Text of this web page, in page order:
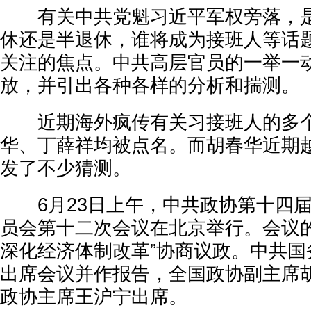
有关中共党魁习近平军权旁落，
休还是半退休，谁将成为接班人等话
关注的焦点。中共高层官员的一举一
放，并引出各种各样的分析和揣测。
近期海外疯传有关习接班人的多
华、丁薛祥均被点名。而胡春华近期
发了不少猜测。
6月23日上午，中共政协第十四届
员会第十二次会议在北京举行。会议
深化经济体制改革”协商议政。中共
出席会议并作报告，全国政协副主席
政协主席王沪宁出席。